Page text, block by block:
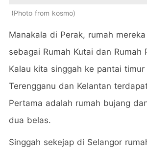
Photo from kosmo
Manakala di Perak, rumah
sebagai Rumah Kutai dan Rumah
Kalau kita singgah ke pantai timur
Terengganu dan Kelantan
Pertama adalah rumah bujang
dua belas.
Singgah sekejap di Selangor